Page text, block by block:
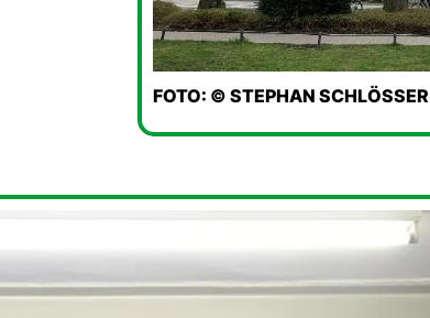
FOTO: © STEPHAN SCHLÖSSER